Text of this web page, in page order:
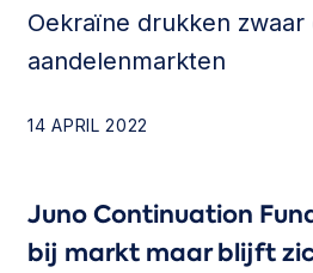
Oekraïne drukken zwaar
aandelenmarkten
14 APRIL 2022
Juno Continuation
bij markt maar blijft